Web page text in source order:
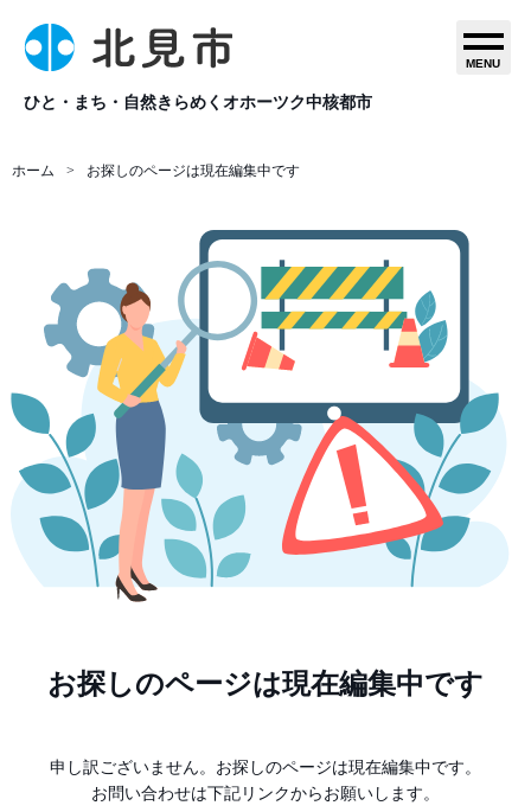
ひと・まち・自然きらめくオホーツク中核都市
MENU
ホーム お探しのページは現在編集中です
お探しのページは現在編集中です
申し訳ございません。お探しのページは現在編集中です。
お問い合わせは下記リンクからお願いします。